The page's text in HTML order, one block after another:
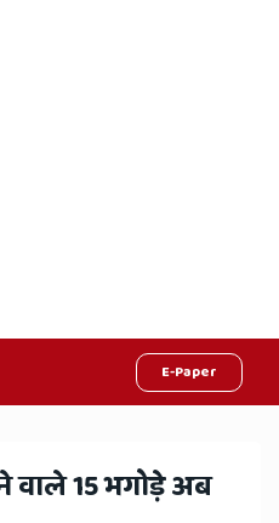
E-Paper
वाले 15 भगोड़े अब